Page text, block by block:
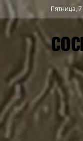
Пятница, 7